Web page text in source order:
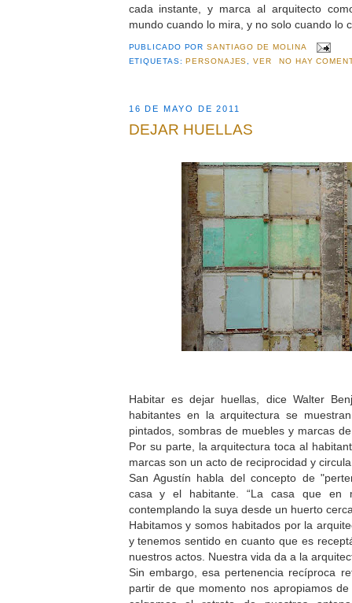
cada instante, y marca al arquitecto
mundo cuando lo mira, y no solo cuando lo
PUBLICADO PORSANTIAGO DE MOLINA
ETIQUETAS: PERSONAJES,VER NO HAY
16 DE MAYO DE 2011
DEJAR HUELLAS
Habitar es dejar huellas, dice Walter
habitantes en la arquitectura se
pintados, sombras de muebles y marcas
Por su parte, la arquitectura toca al
marcas son un acto de reciprocidad y
San Agustín habla del concepto de
casa y el habitante. “La casa que en
contemplando la suya desde un huerto
Habitamos y somos habitados por la
y tenemos sentido en cuanto que es
nuestros actos. Nuestra vida da a la
Sin embargo, esa pertenencia recíproca
partir de que momento nos apropiamos